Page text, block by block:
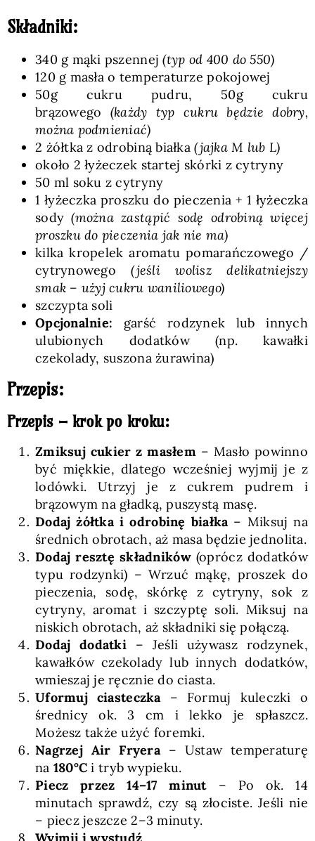
Składniki:
340 g mąki pszennej(typ od 400 do 550)
120 g masła o temperaturze pokojowej
50g cukru pudru, 50g cukru
brązowego (każdy typ cukru będzie dobry,
można podmieniać)
2 żółtka z odrobiną białka (jajka M lub L)
około 2 łyżeczek startej skórki z cytryny
50 ml soku z cytryny
1 łyżeczka proszku do pieczenia + 1 łyżeczka
sody(można zastąpić sodę odrobiną więcej
proszku do pieczenia jak nie ma)
kilka kropelek aromatu pomarańczowego /
cytrynowego(jeśli wolisz delikatniejszy
smak – użyj cukru waniliowego)
szczypta soli
Opcjonalnie: garść rodzynek lub innych
ulubionych dodatków (np. kawałki
czekolady, suszona żurawina)
Przepis:
Przepis – krok po kroku:
Zmiksuj cukier z masłem– Masło powinno
być miękkie, dlatego wcześniej wyjmij je z
lodówki. Utrzyj je z cukrem pudrem i
brązowym na gładką, puszystą masę.
Dodaj żółtka i odrobinę białka– Miksuj na
średnich obrotach, aż masa będzie jednolita.
Dodaj resztę składników(oprócz dodatków
typu rodzynki) – Wrzuć mąkę, proszek do
pieczenia, sodę, skórkę z cytryny, sok z
cytryny, aromat i szczyptę soli. Miksuj na
niskich obrotach, aż składniki się połączą.
Dodaj dodatki – Jeśli używasz rodzynek,
kawałków czekolady lub innych dodatków,
wmieszaj je ręcznie do ciasta.
Uformuj ciasteczka– Formuj kuleczki o
średnicy ok. 3 cm i lekko je spłaszcz.
Możesz także użyć foremki.
Nagrzej Air Fryera– Ustaw temperaturę
na 180°C i tryb wypieku.
Piecz przez 14–17 minut– Po ok. 14
minutach sprawdź, czy są złociste. Jeśli nie
– piecz jeszcze 2–3 minuty.